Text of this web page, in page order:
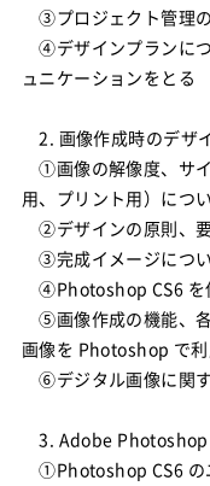
③プロジェクト管理
④デザインプランに
ュニケーションをとる
2. 画像作成時のデザ
①画像の解像度、サ
用、プリント用）につ
②デザインの原則、
③完成イメージにつ
④Photoshop CS6 を
⑤画像作成の機能、
画像を Photoshop で
⑥デジタル画像に関
3. Adobe Photoshop
①Photoshop CS6 の